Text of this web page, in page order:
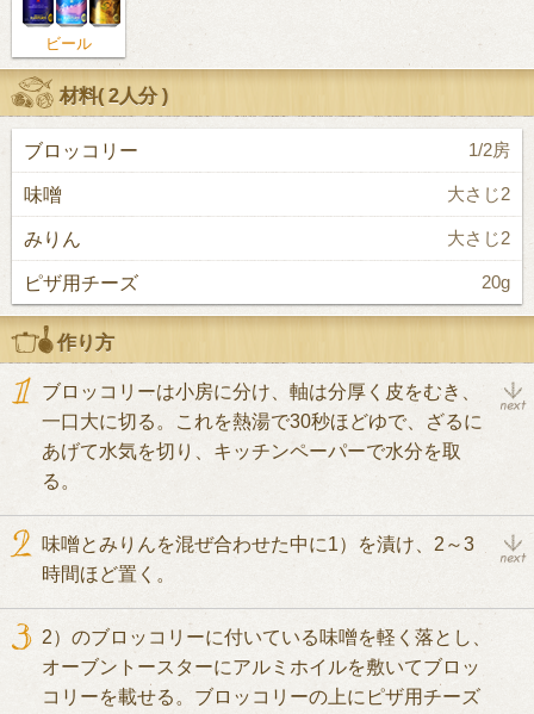
ビール
材料(2人分)
ブロッコリー 1/2房
味噌 大さじ2
みりん 大さじ2
ピザ用チーズ 20g
作り方
ブロッコリーは小房に分け、軸は分厚く皮をむき、
一口大に切る。これを熱湯で30秒ほどゆで、ざるに
あげて水気を切り、キッチンペーパーで水分を取
る。
味噌とみりんを混ぜ合わせた中に1）を漬け、2～3
時間ほど置く。
2）のブロッコリーに付いている味噌を軽く落とし、
オーブントースターにアルミホイルを敷いてブロッ
コリーを載せる。ブロッコリーの上にピザ用チーズ